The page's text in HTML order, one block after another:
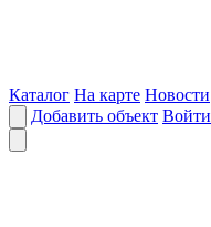
Каталог На карте Новости
Добавить объект Войти